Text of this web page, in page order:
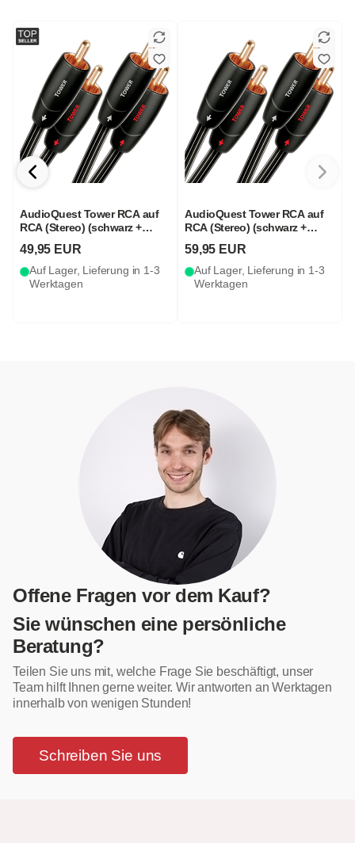
AudioQuest Tower RCA auf
RCA (Stereo) (schwarz +
49,95 EUR
Auf Lager, Lieferung in 1-3
Werktagen
AudioQuest Tower RCA auf
RCA (Stereo) (schwarz +
59,95 EUR
Auf Lager, Lieferung in 1-3
Werktagen
Offene Fragen vor dem Kauf?
Sie wünschen eine persönliche
Beratung?
Teilen Sie uns mit, welche Frage Sie beschäftigt, unser
Team hilft Ihnen gerne weiter. Wir antworten an Werktagen
innerhalb von wenigen Stunden!
Schreiben Sie uns